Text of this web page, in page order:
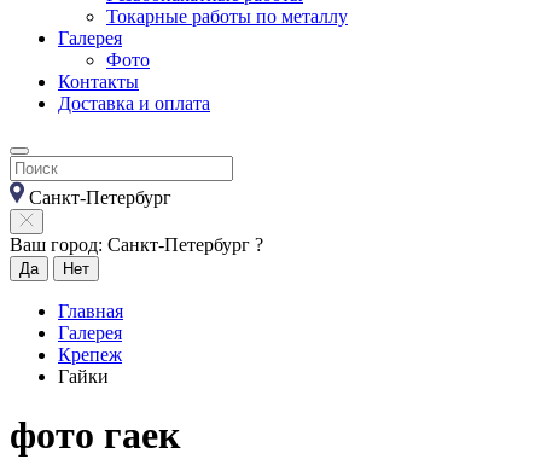
Токарные работы по металлу
Галерея
Фото
Контакты
Доставка и оплата
Санкт-Петербург
Ваш город: Санкт-Петербург ?
Да Нет
Главная
Галерея
Крепеж
Гайки
фото гаек